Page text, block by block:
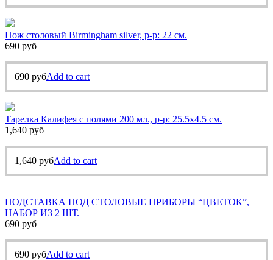
Нож столовый Birmingham silver, р-р: 22 см.
690 руб
690 рубAdd to cart
Тарелка Калифея с полями 200 мл., р-р: 25.5х4.5 см.
1,640 руб
1,640 рубAdd to cart
ПОДСТАВКА ПОД СТОЛОВЫЕ ПРИБОРЫ “ЦВЕТОК”,
НАБОР ИЗ 2 ШТ.
690 руб
690 рубAdd to cart